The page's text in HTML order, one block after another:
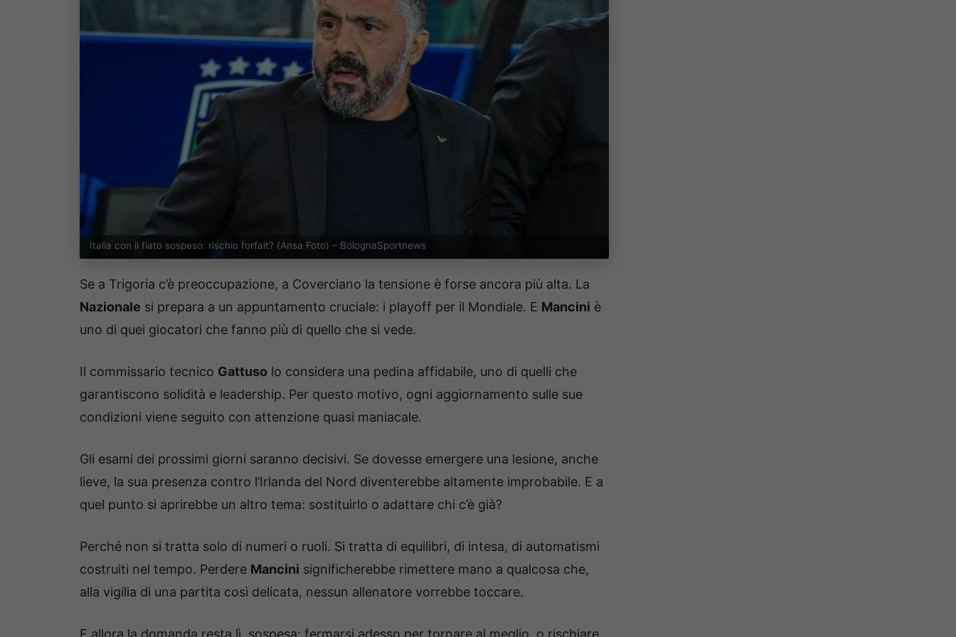
Italia con il fiato sospeso: rischio forfait? (Ansa Foto) – BolognaSportnews
Se a Trigoria c’è preoccupazione, a Coverciano la tensione è forse ancora più alta. La
Nazionale si prepara a un appuntamento cruciale: i playoff per il Mondiale. E Mancini è
uno di quei giocatori che fanno più di quello che si vede.
Il commissario tecnico Gattuso lo considera una pedina affidabile, uno di quelli che
garantiscono solidità e leadership. Per questo motivo, ogni aggiornamento sulle sue
condizioni viene seguito con attenzione quasi maniacale.
Gli esami dei prossimi giorni saranno decisivi. Se dovesse emergere una lesione, anche
lieve, la sua presenza contro l’Irlanda del Nord diventerebbe altamente improbabile. E a
quel punto si aprirebbe un altro tema: sostituirlo o adattare chi c’è già?
Perché non si tratta solo di numeri o ruoli. Si tratta di equilibri, di intesa, di automatismi
costruiti nel tempo. Perdere Mancini significherebbe rimettere mano a qualcosa che,
alla vigilia di una partita così delicata, nessun allenatore vorrebbe toccare.
E allora la domanda resta lì, sospesa: fermarsi adesso per tornare al meglio, o rischiare